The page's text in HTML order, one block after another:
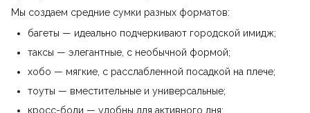
Мы создаем средние сумки разных форматов:
багеты — идеально подчеркивают городской имидж;
таксы — элегантные, с необычной формой;
хобо — мягкие, с расслабленной посадкой на плече;
тоуты — вместительные и универсальные;
кросс-боди — удобны для активного дня;